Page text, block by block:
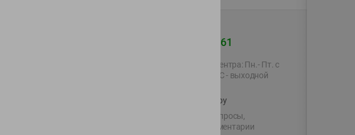
+375 44 560-60-61
Время работы Call-центра: Пн.- Пт. с
09.00 до 17.00, СБ, ВС - выходной
shop@green-market.by
Пишите нам свои вопросы,
предложения и комментарии